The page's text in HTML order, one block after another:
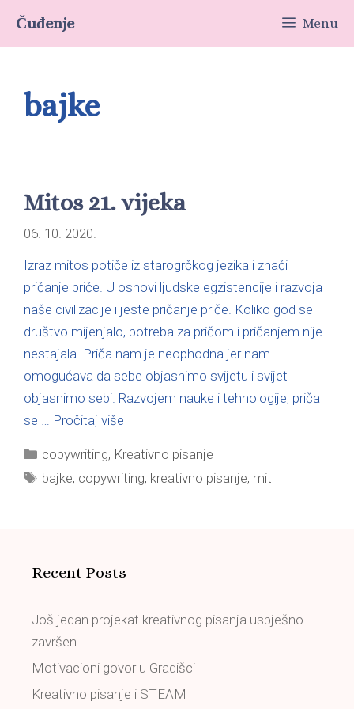
Čuđenje Menu
bajke
Mitos 21. vijeka
06. 10. 2020.
Izraz mitos potiče iz starogrčkog jezika i znači
pričanje priče. U osnovi ljudske egzistencije i razvoja
naše civilizacije i jeste pričanje priče. Koliko god se
društvo mijenjalo, potreba za pričom i pričanjem nije
nestajala. Priča nam je neophodna jer nam
omogućava da sebe objasnimo svijetu i svijet
objasnimo sebi. Razvojem nauke i tehnologije, priča
se … Pročitaj više
copywriting, Kreativno pisanje
bajke, copywriting, kreativno pisanje, mit
Recent Posts
Još jedan projekat kreativnog pisanja uspješno
završen.
Motivacioni govor u Gradišci
Kreativno pisanje i STEAM